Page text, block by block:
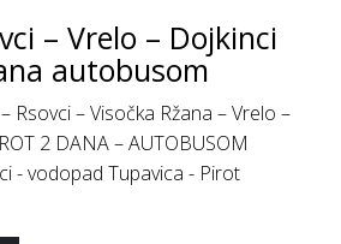
– Vrelo – Dojkinci
autobusom
– Visočka Ržana – Vrelo –
2 DANA – AUTOBUSOM
- vodopad Tupavica - Pirot